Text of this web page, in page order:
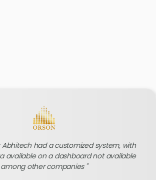
had a customized system, with
available on a dashboard not available
among other companies